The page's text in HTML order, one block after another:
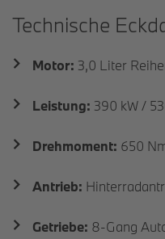
Technische
Motor: 3,0 Liter
Leistung: 390 kW /
Drehmoment: 650
Antrieb:
Getriebe: 8-Gang